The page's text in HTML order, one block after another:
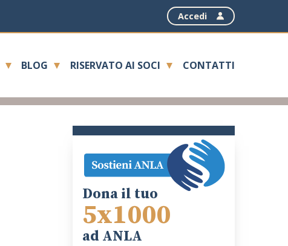
Accedi
BLOG RISERVATO AI SOCI CONTATTI
Dona il tuo
5x1000
ad ANLA